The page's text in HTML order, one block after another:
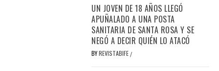
UN JOVEN DE 18 AÑOS LLEGÓ
APUÑALADO A UNA POSTA
SANITARIA DE SANTA ROSA Y SE
NEGÓ A DECIR QUIÉN LO ATACÓ
BYREVISTABIFE /